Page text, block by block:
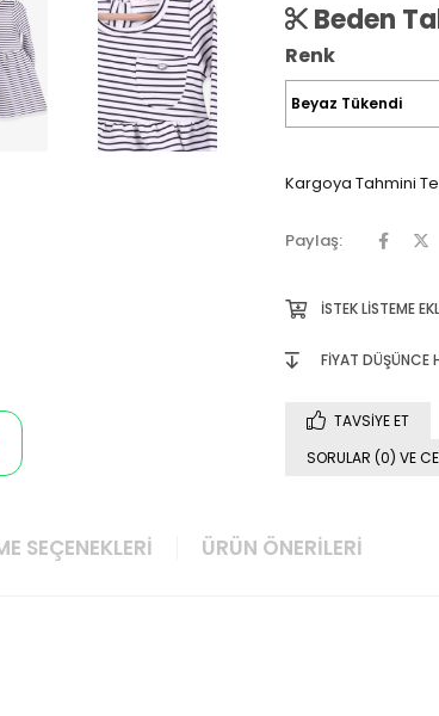
Beden
Renk
Kargoya Tahmini
Paylaş:
İSTEK LISTEME
FIYAT DÜŞÜNCE
TAVSIYE ET
SORULAR (0) VE
SEÇENEKLERI ÜRÜN ÖNERILERI